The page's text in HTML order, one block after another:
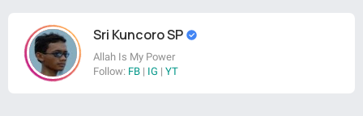
Sri Kuncoro SP
Allah Is My Power
Follow: FB | IG | YT